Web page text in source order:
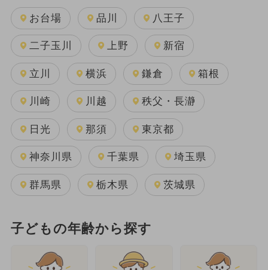
お台場 品川 八王子
二子玉川 上野 新宿
立川 横浜 鎌倉 箱根
川崎 川越 秩父・長瀞
日光 那須 東京都
神奈川県 千葉県 埼玉県
群馬県 栃木県 茨城県
子どもの年齢から探す